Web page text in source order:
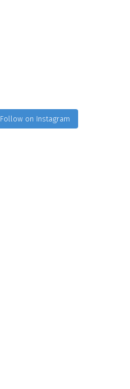
Follow on Instagram